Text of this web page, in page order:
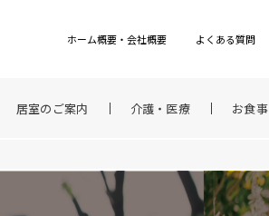
ホーム概要・会社概要 よくある質問
居室のご案内 介護・医療 お食事